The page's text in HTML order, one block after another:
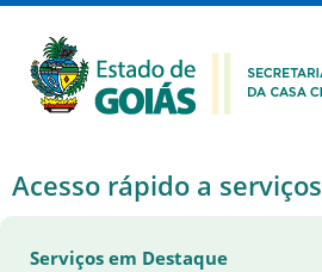
Acesso rápido a serviços
Serviços em Destaque